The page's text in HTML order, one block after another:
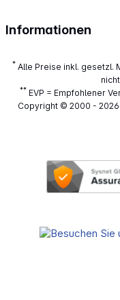
Informationen
* Alle Preise inkl. gesetzl.
**EVP = Empfohlener
Copyright © 2000 - 2026